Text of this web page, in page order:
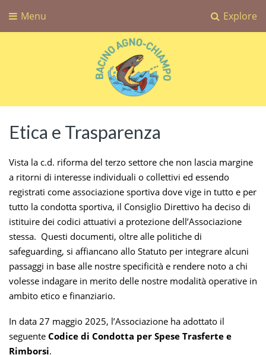
Explore
Menu
Bacino Agno-Chiampo
Associazione Sportiva Dilettantistica Bacino Agno-Chiampo
Etica e Trasparenza
Vista la c.d. riforma del terzo settore che non lascia margine
a ritorni di interesse individuali o collettivi ed essendo
registrati come associazione sportiva dove vige in tutto e per
tutto la condotta sportiva, il Consiglio Direttivo ha deciso di
istituire dei codici attuativi a protezione dell’Associazione
stessa. Questi documenti, oltre alle politiche di
safeguarding, si affiancano allo Statuto per integrare alcuni
passaggi in base alle nostre specificità e rendere noto a chi
volesse indagare in merito delle nostre modalità operative in
ambito etico e finanziario.
In data 27 maggio 2025, l’Associazione ha adottato il
seguente Codice di Condotta per Spese Trasferte e
Rimborsi.